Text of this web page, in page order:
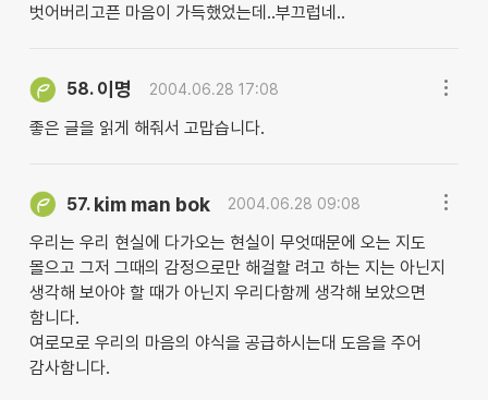
벗어버리고픈 마음이 가득했었는데..부끄럽네..
58. 이명 2004.06.28 17:08
좋은 글을 읽게 해줘서 고맙습니다.
57. kim man bok 2004.06.28 09:08
우리는 우리 현실에 다가오는 현실이 무엇때문에 오는 지도
몰으고 그저 그때의 감정으로만 해걸할 려고 하는 지는 아닌지
생각해 보아야 할 때가 아닌지 우리다함께 생각해 보았으면
함니다.
여로모로 우리의 마음의 야식을 공급하시는대 도음을 주어
감사함니다.